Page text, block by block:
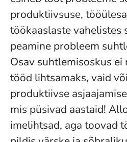
produktiivsuse,
töökaaslaste vahelistes
peamine probleem
Osav suhtlemisoskus
tööd lihtsamaks, vaid
produktiivse
mis püsivad aastaid!
imelihtsad, aga toovad